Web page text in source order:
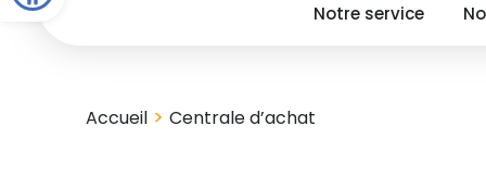
Notre service
Accueil >Centrale d’achat